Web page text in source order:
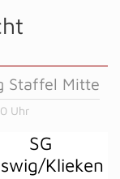
Staffel Mitte
Uhr
SG
Klieken